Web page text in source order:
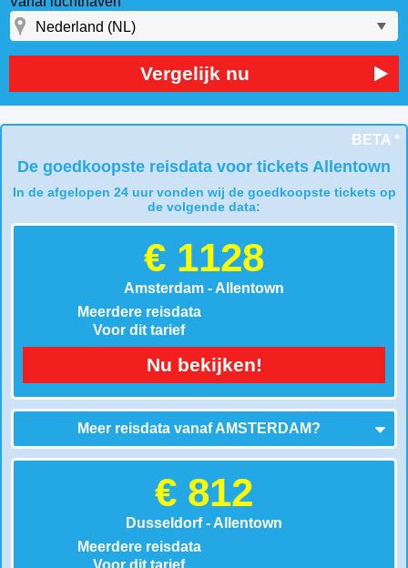
Vergelijk nu
BETA *
De goedkoopste reisdata voor tickets Allentown
In de afgelopen 24 uur vonden wij de goedkoopste tickets op
de volgende data:
€ 1128
Amsterdam - Allentown
Meerdere reisdata
Voor dit tarief
Nu bekijken!
Meer reisdata vanafAMSTERDAM?
€ 812
Dusseldorf - Allentown
Meerdere reisdata
Voor dit tarief